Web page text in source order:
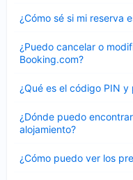
¿Cómo sé si mi reserva
cerrado
¿Puedo cancelar o
Booking.com?
cerrado
¿Qué es el código PIN
cerrado
¿Dónde puedo
alojamiento?
cerrado
¿Cómo puedo ver los
cerrado